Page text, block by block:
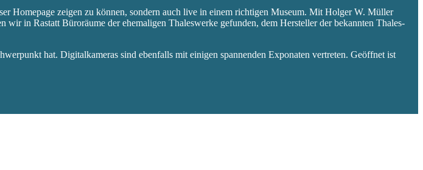
Homepage zeigen zu können, sondern auch live in einem richtigen Museum. Mit Holger W. Müller
in Rastatt Büroräume der ehemaligen Thaleswerke gefunden, dem Hersteller der bekannten Thales-
hat. Digitalkameras sind ebenfalls mit einigen spannenden Exponaten vertreten. Geöffnet ist